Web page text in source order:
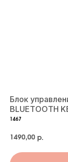
Блок
BLUETOOTH
1467
1490,00 р.